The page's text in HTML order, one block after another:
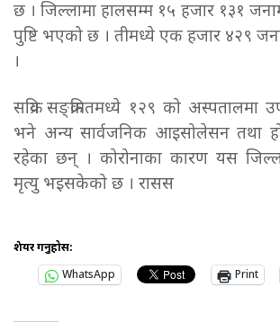
छ । जिल्लामा हालसम्म १५ हजार १३१
पुष्टि भएको छ । तीमध्ये एक हजार ४२९ जना
।
सक्रिय सङ्क्रमितमध्ये १२९ को अस्पतालमा
भने अन्य सार्वजनिक आइसोलेसन तथा
रहेका छन् । कोरोनाका कारण यस
मृत्यु भइसकेको छ । रासस
शेयर गर्नुहोस:
WhatsApp
Print